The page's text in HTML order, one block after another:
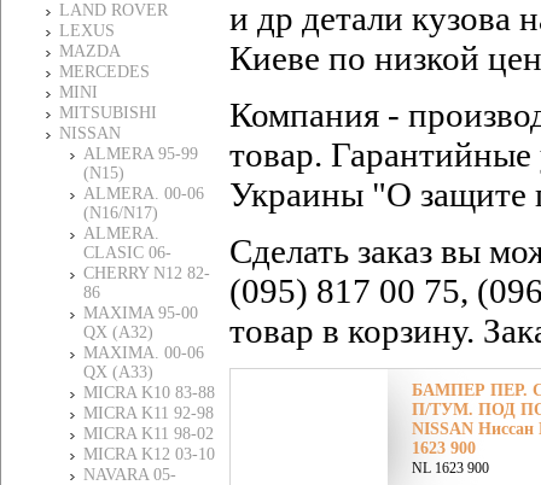
LAND ROVER
LEXUS
MAZDA
MERCEDES
MINI
MITSUBISHI
NISSAN
ALMERA 95-99
(N15)
ALMERA. 00-06
(N16/N17)
ALMERA.
CLASIC 06-
CHERRY N12 82-
86
MAXIMA 95-00
QX (A32)
MAXIMA. 00-06
QX (A33)
MICRA K10 83-88
MICRA K11 92-98
MICRA K11 98-02
MICRA K12 03-10
NAVARA 05-
и др детали кузова
Киеве по низкой
Компания -
товар. Гарантийные
Украины "О защите
Сделать заказ вы
(095) 817 00 75,
товар в корзину.
БАМПЕР ПЕР.
П/ТУМ. ПОД
NISSAN Ниссан
1623 900
NL 1623 900